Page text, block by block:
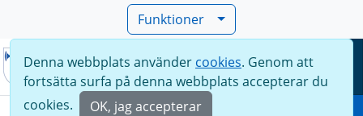
Funktioner
Meny
Denna webbplats använder cookies. Genom att
fortsätta surfa på denna webbplats accepterar du
cookies.
OK, jag accepterar